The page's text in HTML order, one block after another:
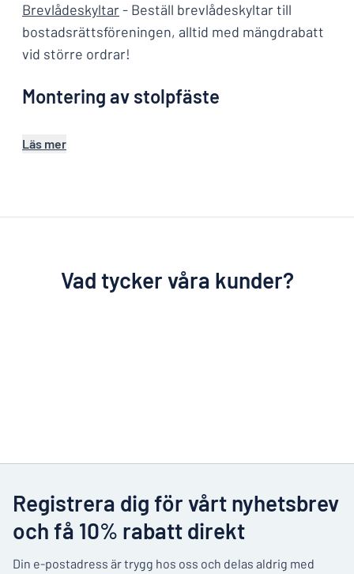
Brevlådeskyltar- Beställ brevlådeskyltar till
bostadsrättsföreningen, alltid med mängdrabatt
vid större ordrar!
Montering av stolpfäste
Läs mer
Vad tycker våra kunder?
Registrera dig för vårt nyhetsbrev
och få 10% rabatt direkt
Din e-postadress är trygg hos oss och delas aldrig med